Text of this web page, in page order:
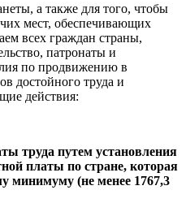
а также для того, чтобы
мест, обе­спечивающих
всех граждан страны,
патронаты и
по про­движению в
достойно­го труда и
действия:
труда путем установления
платы по стране, которая
минимуму (не менее 1767,3